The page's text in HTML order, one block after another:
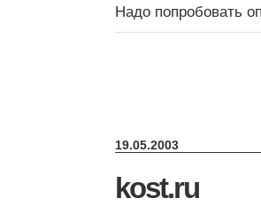
Надо попробовать
19.05.2003
kost.ru